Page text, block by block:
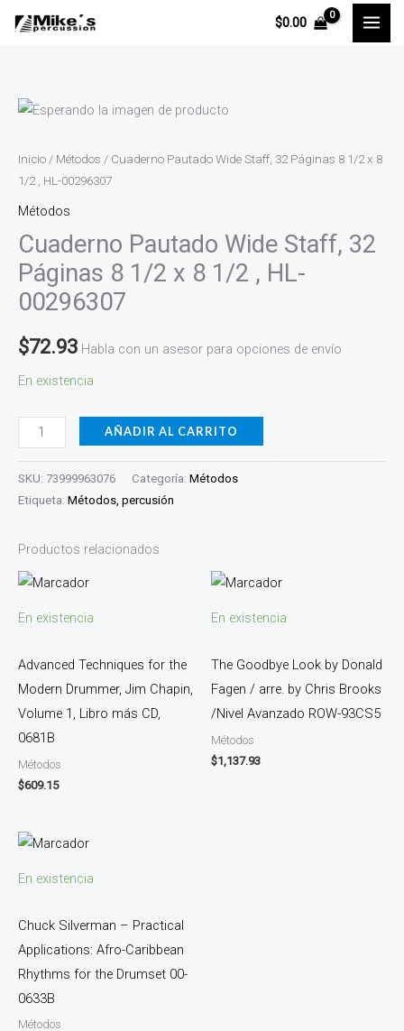
$0.00
Inicio / Métodos / Cuaderno Pautado Wide Staff, 32 Páginas 8 1/2 x 8
1/2 , HL-00296307
Métodos
Cuaderno Pautado Wide Staff, 32
Páginas 8 1/2 x 8 1/2 , HL-
00296307
$72.93 Habla con un asesor para opciones de envío
En existencia
Cuaderno
Wide
Staff,
32
Páginas
8
1/2
x
1/2
,
00296307
cantidad
AÑADIR AL CARRITO
SKU: 73999963076 Categoría: Métodos
Etiqueta: Métodos, percusión
Productos relacionados
En existencia
Advanced Techniques for the
Modern Drummer, Jim Chapin,
Volume 1, Libro más CD,
0681B
Métodos
$609.15
En existencia
The Goodbye Look by Donald
Fagen / arre. by Chris Brooks
/Nivel Avanzado ROW-93CS5
Métodos
$1,137.93
En existencia
Chuck Silverman – Practical
Applications: Afro-Caribbean
Rhythms for the Drumset 00-
0633B
Métodos